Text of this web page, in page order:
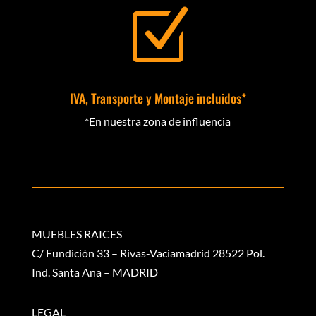
Z
IVA, Transporte y Montaje incluidos*
*En nuestra zona de influencia
MUEBLES RAICES
C/ Fundición 33 – Rivas-Vaciamadrid 28522 Pol.
Ind. Santa Ana – MADRID
LEGAL